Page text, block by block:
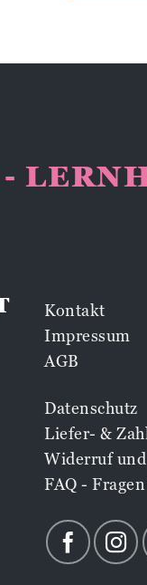
Kontakt
Impressum
AGB
Datenschutz
Liefer- &
Widerruf und
FAQ -